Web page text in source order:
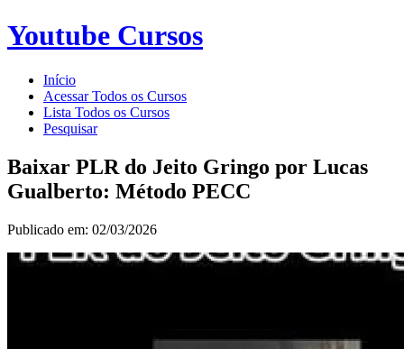
Youtube Cursos
Início
Acessar Todos os Cursos
Lista Todos os Cursos
Pesquisar
Baixar PLR do Jeito Gringo por Lucas
Gualberto: Método PECC
Publicado em: 02/03/2026